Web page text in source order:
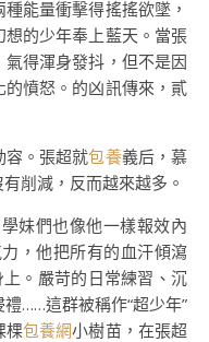
能量衝擊得搖搖欲墜，
的少年奉上藍天。當張
得渾身發抖，但不是因
的憤怒。的凶訊傳來，貳
容。張超就包養義后，慕
削減，反而越來越多。
妹們也像他一樣報效內
，他把所有的血汗傾瀉
。嚴苛的日常練習、沉
……這群被稱作“超少年”
棵包養網小樹苗，在張超